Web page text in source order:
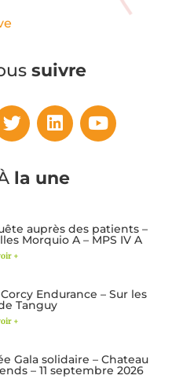
suivre
la une
auprès des patients –
Morquio A – MPS IV A
+
Endurance – Sur les
Tanguy
+
Gala solidaire – Chateau
– 11 septembre 2026